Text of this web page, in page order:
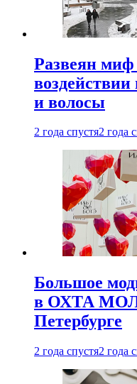
Развеян миф
воздействии
и волосы
2 года спустя2 года
Большое
в ОХТА
Петербурге
2 года спустя2 года